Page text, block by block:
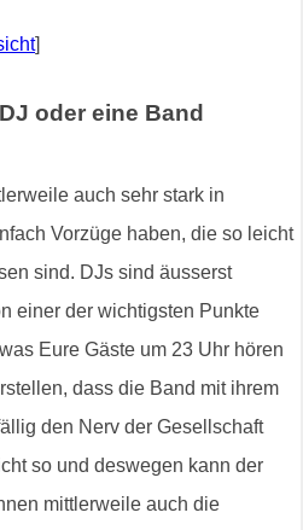
]
oder eine Band
auch sehr stark in
Vorzüge haben, die so leicht
sind. DJs sind äusserst
einer der wichtigsten Punkte
Eure Gäste um 23 Uhr hören
dass die Band mit ihrem
den Nerv der Gesellschaft
so und deswegen kann der
mittlerweile auch die